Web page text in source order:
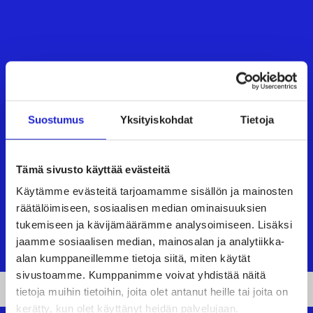
Suostumus Yksityiskohdat Tietoja
Tämä sivusto käyttää evästeitä
Käytämme evästeitä tarjoamamme sisällön ja mainosten
räätälöimiseen, sosiaalisen median ominaisuuksien
tukemiseen ja kävijämäärämme analysoimiseen. Lisäksi
jaamme sosiaalisen median, mainosalan ja analytiikka-
alan kumppaneillemme tietoja siitä, miten käytät
sivustoamme. Kumppanimme voivat yhdistää näitä
tietoja muihin tietoihin, joita olet antanut heille tai joita on
kerätty, kun olet käyttänyt heidän palvelujaan.
KAIKO CLOTHING OY